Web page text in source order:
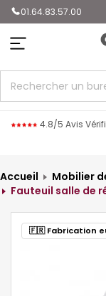
01.64.83.57.00
4.8/5 Avis
Accueil Mobilier
Fauteuil salle de